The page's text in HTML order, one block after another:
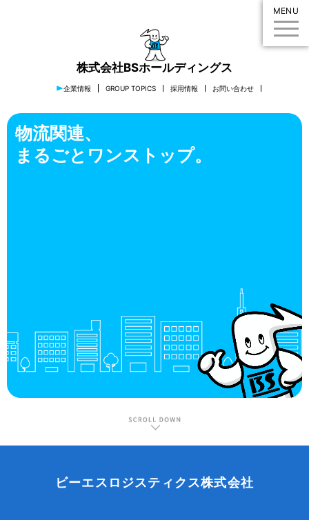
株式会社BSホールディングス
企業情報 GROUP TOPICS 採用情報 お問い合わせ
MENU
物流関連、
まるごとワンストップ。
ビーエスロジスティクス株式会社